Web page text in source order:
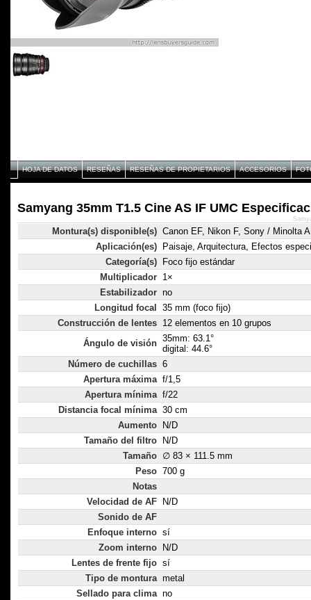
HOJA DE DATOS RESEÑAS RESEÑAS DE PROPIETARIOS ACCESORIOS
Samyang 35mm T1.5 Cine AS IF UMC
Montura(s) disponible(s) Canon EF, Nikon F, Sony / Minolta
Aplicación(es)
Paisaje, Arquitectura, Efectos
Categoría(s)
Foco fijo estándar
Multiplicador 1×
Estabilizador no
Longitud focal
35 mm (foco fijo)
Construcción de lentes 12 elementos en 10 grupos
Ángulo de visión 35mm: 63.1°
digital: 44.6°
Número de cuchillas 6
Apertura máxima f/1,5
Apertura mínima f/22
Distancia focal mínima 30 cm
Aumento
N/D
Tamaño del filtro
N/D
Tamaño ∅ 83 × 111.5 mm
Peso 700 g
Notas
Velocidad de AF
N/D
Sonido de AF
Enfoque interno sí
Zoom interno
N/D
Lentes de frente fijo sí
Tipo de montura metal
Sellado para clima no